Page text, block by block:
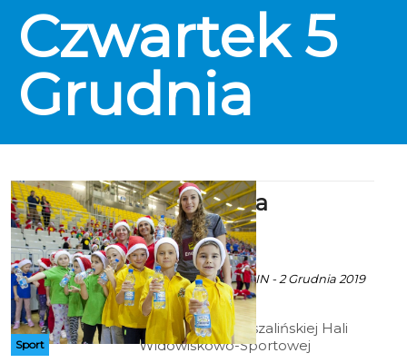
Czwartek 5
Grudnia
Sport
Mikołajki na
sportowo
ekoszalin POLECA
Art za HWS KOSZALIN - 2 Grudnia 2019
godz. 14:06
Tradycyjnie w koszalińskiej Hali
Widowiskowo-Sportowej